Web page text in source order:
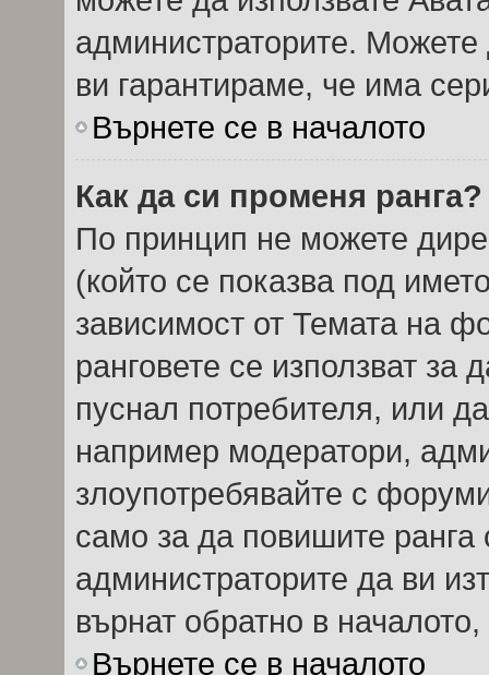
администраторите. Можете
ви гарантираме, че има
Върнете се в началото
Как да си променя ранга?
По принцип не можете
(който се показва под
зависимост от Темата на
ранговете се използват
пуснал потребителя, или
например модератори,
злоупотребявайте с
само за да повишите ранга
администраторите да ви
върнат обратно в
Върнете се в началото